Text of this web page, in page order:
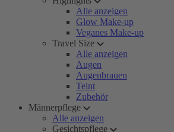
Alle anzeigen
Glow Make-up
Veganes Make-up
Travel Size
Alle anzeigen
Augen
Augenbrauen
Teint
Zubehör
Männerpflege
Alle anzeigen
Gesichtspflege